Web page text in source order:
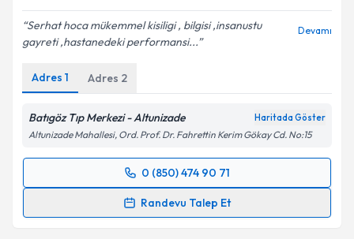
Serhat hoca mükemmel kisiligi , bilgisi ,insanustu
gayreti ,hastanedeki performansi...
Devamı
Adres 1 Adres 2
Batıgöz Tıp Merkezi - Altunizade Haritada Göster
Altunizade Mahallesi, Ord. Prof. Dr. Fahrettin Kerim Gökay Cd. No:15
0 (850) 474 90 71
Randevu Talep Et
Randevu Takvimi Talebi